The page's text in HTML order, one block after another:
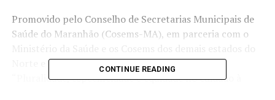
Promovido pelo Conselho de Secretarias Municipais de
Saúde do Maranhão (Cosems-MA), em parceria com o
Norte e Nordeste, o congresso tem como tema
“Pluralidade, especificidade e equidade no cuidado à
CONTINUE READING